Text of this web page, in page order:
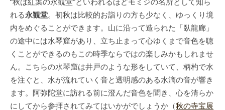
“秋は紅葉の永観堂”といわれるほどモミジの名所として知ら
れる永観堂。初秋は比較的お詣りの方も少なく、ゆっくり境
内をめぐることができます。山に沿って造られた「臥龍廊」
の途中には水琴窟があり、立ち止まって心ゆくまで音色を聴
くことができるのもこの時季ならではの楽しみかもしれませ
ん。こちらの水琴窟は井戸のような形をしていて、柄杓で水
を注ぐと、水が流れていく音と透明感のある水滴の音が響き
ます。阿弥陀堂に訪れる前に澄んだ音色を聞き、心を清らか
にしてから参拝されてみてはいかがでしょうか（秋の寺宝展